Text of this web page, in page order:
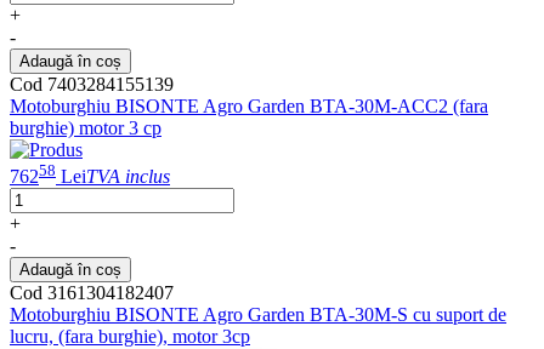
+
-
Adaugă în coș
Cod 7403284155139
Motoburghiu BISONTE Agro Garden BTA-30M-ACC2 (fara
burghie) motor 3 cp
76258 LeiTVA inclus
+
-
Adaugă în coș
Cod 3161304182407
Motoburghiu BISONTE Agro Garden BTA-30M-S cu suport de
lucru, (fara burghie), motor 3cp